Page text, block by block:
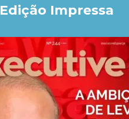
Edição Impressa